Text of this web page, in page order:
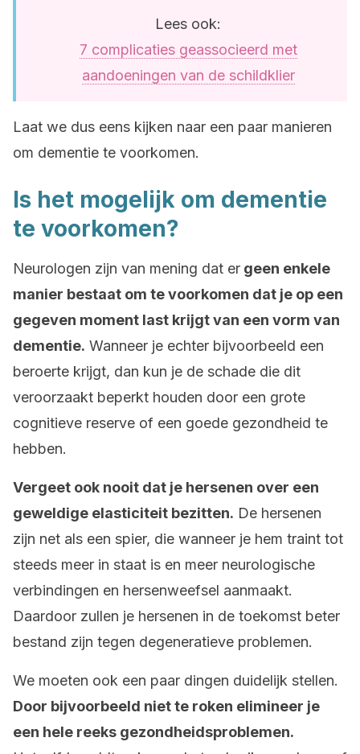
Lees ook:
7 complicaties geassocieerd met
aandoeningen van de schildklier
Laat we dus eens kijken naar een paar manieren
om dementie te voorkomen.
Is het mogelijk om dementie
te voorkomen?
Neurologen zijn van mening dat er geen enkele
manier bestaat om te voorkomen dat je op een
gegeven moment last krijgt van een vorm van
dementie. Wanneer je echter bijvoorbeeld een
beroerte krijgt, dan kun je de schade die dit
veroorzaakt beperkt houden door een grote
cognitieve reserve of een goede gezondheid te
hebben.
Vergeet ook nooit dat je hersenen over een
geweldige elasticiteit bezitten. De hersenen
zijn net als een spier, die wanneer je hem traint tot
steeds meer in staat is en meer neurologische
verbindingen en hersenweefsel aanmaakt.
Daardoor zullen je hersenen in de toekomst beter
bestand zijn tegen degeneratieve problemen.
We moeten ook een paar dingen duidelijk stellen.
Door bijvoorbeeld niet te roken elimineer je
een hele reeks gezondheidsproblemen.